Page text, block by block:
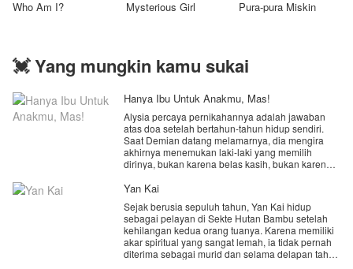
Who Am I? Mysterious Girl Pura-pura Miskin
💓 Yang mungkin kamu sukai
Hanya Ibu Untuk Anakmu, Mas!
Alysia percaya pernikahannya adalah jawaban
atas doa setelah bertahun-tahun hidup sendiri.
Saat Demian datang melamarnya, dia mengira
akhirnya menemukan laki-laki yang memilih
dirinya, bukan karena belas kasih, bukan karena
menyakitkan. Demian adalah duda muda dengan
seorang anak kecil yang kehilangan sosok ibu.
Dan Alysia baru menyadari satu hal setelah resmi
menjadi istrinya. Dia tidak pernah benar-benar
hadir sebagai perempuan yang dicintai. Dia hanya
Yan Kai
Sejak berusia sepuluh tahun, Yan Kai hidup
sebagai pelayan di Sekte Hutan Bambu setelah
kehilangan kedua orang tuanya. Karena memiliki
akar spiritual yang sangat lemah, ia tidak pernah
diterima sebagai murid dan selama delapan tahun